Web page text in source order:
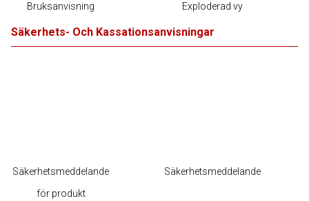
Bruksanvisning Exploderad vy
Säkerhets- Och Kassationsanvisningar
Säkerhetsmeddelande
för produkt
Säkerhetsmeddelande